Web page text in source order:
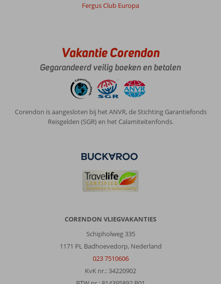
Fergus Club Europa
Vakantie Corendon
Gegarandeerd veilig boeken en betalen
Corendon is aangesloten bij het ANVR, de Stichting Garantiefonds
Reisgelden (SGR) en het Calamiteitenfonds.
CORENDON VLIEGVAKANTIES
Schipholweg 335
1171 PL Badhoevedorp, Nederland
023 7510606
KvK nr.: 34220902